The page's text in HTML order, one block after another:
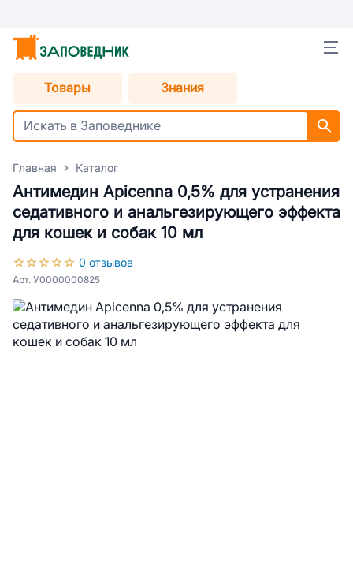
Товары Знания
Главная Каталог
Антимедин Apicenna 0,5% для устранения
седативного и анальгезирующего эффекта
для кошек и собак 10 мл
0 отзывов
Арт. У0000000825